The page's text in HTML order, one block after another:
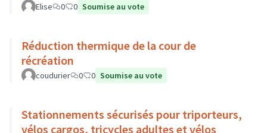
Elise 0 0 Soumise au vote
Réduction thermique de la cour de
récréation
coudurier 0 0 Soumise au vote
Stationnements sécurisés pour triporteurs,
vélos cargos, tricycles adultes et vélos